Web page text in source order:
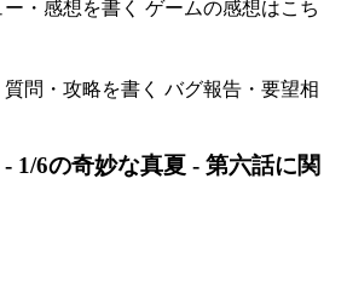
ー・感想を書く ゲームの感想はこち
問・攻略を書く バグ報告・要望相
1/6の奇妙な真夏 - 第六話に関